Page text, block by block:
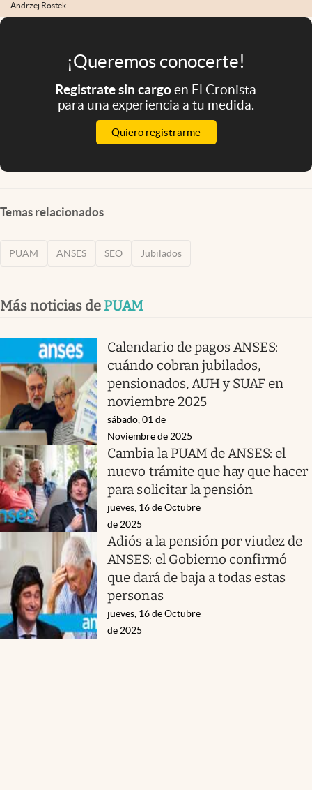
Andrzej Rostek
¡Queremos conocerte!
Registrate sin cargoen El Cronista
para una experiencia a tu medida.
Quiero registrarme
Temas relacionados
PUAM ANSES SEO Jubilados
Más noticias de PUAM
Calendario de pagos ANSES:
cuándo cobran jubilados,
pensionados, AUH y SUAF en
noviembre 2025
sábado, 01 de
Noviembre de 2025
Cambia la PUAM de ANSES: el
nuevo trámite que hay que hacer
para solicitar la pensión
jueves, 16 de Octubre
de 2025
Adiós a la pensión por viudez de
ANSES: el Gobierno confirmó
que dará de baja a todas estas
personas
jueves, 16 de Octubre
de 2025